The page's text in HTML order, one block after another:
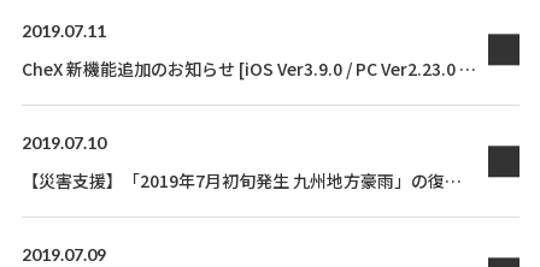
2019.07.11
CheX 新機能追加のお知らせ [iOS Ver3.9.0 / PC Ver2.23.0 リ
2019.07.10
【災害支援】「2019年7月初旬発生 九州地方豪雨」の復
2019.07.09